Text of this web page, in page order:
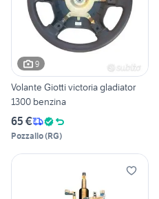
9
Volante Giotti victoria gladiator
1300 benzina
65 €
Pozzallo(RG)